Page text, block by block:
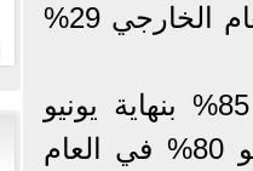
من صافي الدين العام الحكومي، مضيفًا " الدين العام الخارجي 29%
وأشار إلى زيادة في الدين العام الحكومي بنحو 85% بنهاية يونيو
الماضي في العام المالي 2022/2023، مقارنته بنحو 80% في العام